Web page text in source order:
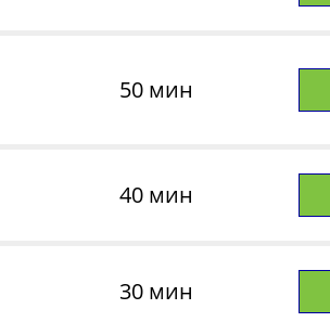
50 мин
40 мин
30 мин